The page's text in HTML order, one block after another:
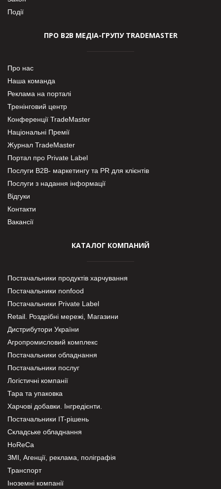
Події
ПРО В2В МЕДІА-ГРУПУ TRADEMASTER
Про нас
Наша команда
Реклама на порталі
Тренінговий центр
Конференції TradeMaster
Національні Премії
Журнал TradeMaster
Портал про Private Label
Послуги В2В- маркетингу та PR для клієнтів
Послуги з надання інформації
Відгуки
Контакти
Вакансії
КАТАЛОГ КОМПАНИЙ
Постачальники продуктів харчування
Постачальники nonfood
Постачальники Private Label
Retail. Роздрібні мережі, Магазини
Дистрибутори України
Агропромисловий комплекс
Постачальники обладнання
Постачальники послуг
Логістичні компанії
Тара та упаковка
Харчові добавки. Інгредієнти.
Постачальники IT-рішень
Складське обладнання
HoReCa
ЗМІ, Агенції, реклама, поліграфія
Транспорт
Іноземні компанії